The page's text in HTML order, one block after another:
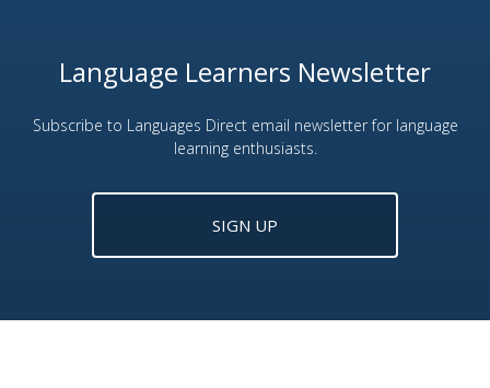
Language Learners Newsletter
Subscribe to Languages Direct email newsletter for language
learning enthusiasts.
SIGN UP